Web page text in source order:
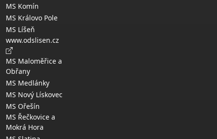
MS Komín
MS Královo Pole
MS Líšeň
www.odslisen.cz
MS Maloměřice a
Obřany
MS Medlánky
MS Nový Lískovec
MS Ořešín
MS Řečkovice a
Mokrá Hora